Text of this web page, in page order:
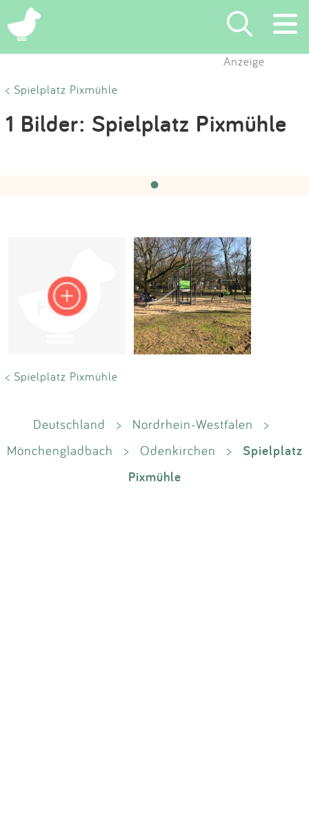
×
Eintragen
Partner
Kontakt
Impressum
Anzeige
< Spielplatz Pixmühle
1 Bilder: Spielplatz Pixmühle
< Spielplatz Pixmühle
Deutschland > Nordrhein-Westfalen
>
Mönchengladbach
> Odenkirchen >
Spielplatz
Pixmühle